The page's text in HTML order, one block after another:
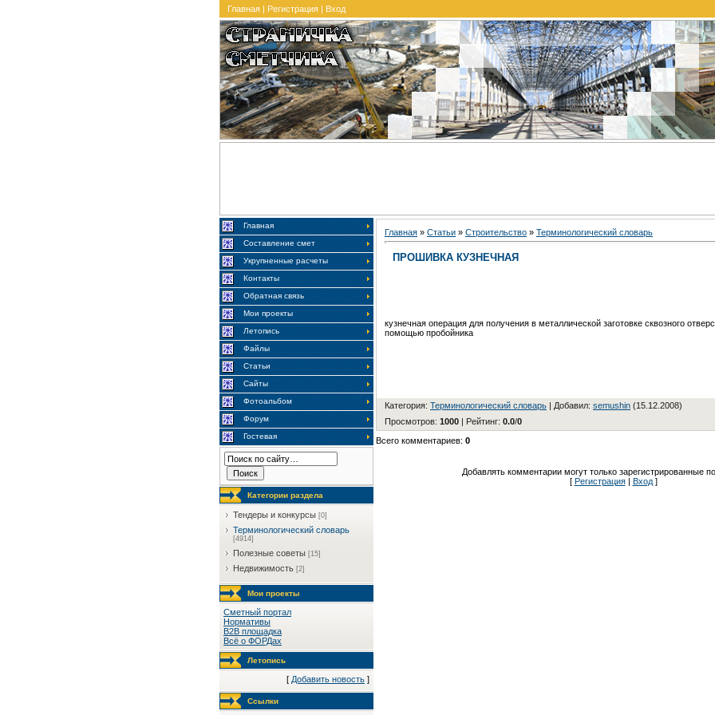
Главная | Регистрация | Вход
Главная
Составление смет
Укрупненные расчеты
Контакты
Обратная связь
Мои проекты
Летопись
Файлы
Статьи
Сайты
Фотоальбом
Форум
Гостевая
Категории раздела
Тендеры и конкурсы [0]
Терминологический словарь
[4914]
Полезные советы [15]
Недвижимость [2]
Мои проекты
Сметный портал
Нормативы
B2B площадка
Всё о ФОРДах
Летопись
[ Добавить новость ]
Ссылки
Главная » Статьи » Строительство » Терминологический словарь
ПРОШИВКА КУЗНЕЧНАЯ
кузнечная операция для получения в металлической заготовке сквозного
помощью пробойника
Категория: Терминологический словарь | Добавил: semushin (15.12.2008)
Просмотров: 1000 | Рейтинг: 0.0/0
Всего комментариев: 0
Добавлять комментарии могут только зарегистрированные
[ Регистрация| Вход]